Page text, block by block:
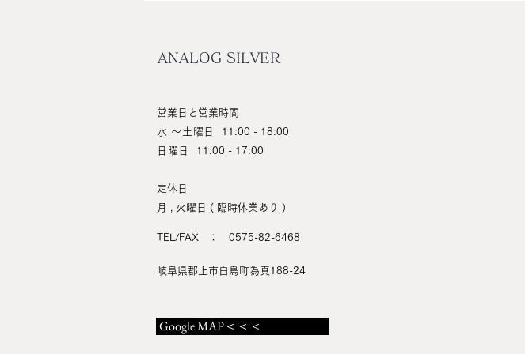
営業日と営業時間
水 ～土曜日
11:00 - 18:00
日曜日
11:00 - 17:00
定休日
月 , 火曜日 ( 臨時休業あり )
TEL/FAX ： 0575-82-6468
岐阜県郡上市白鳥町為真188-24
Google MAP＜＜＜
ANALOG SILVER